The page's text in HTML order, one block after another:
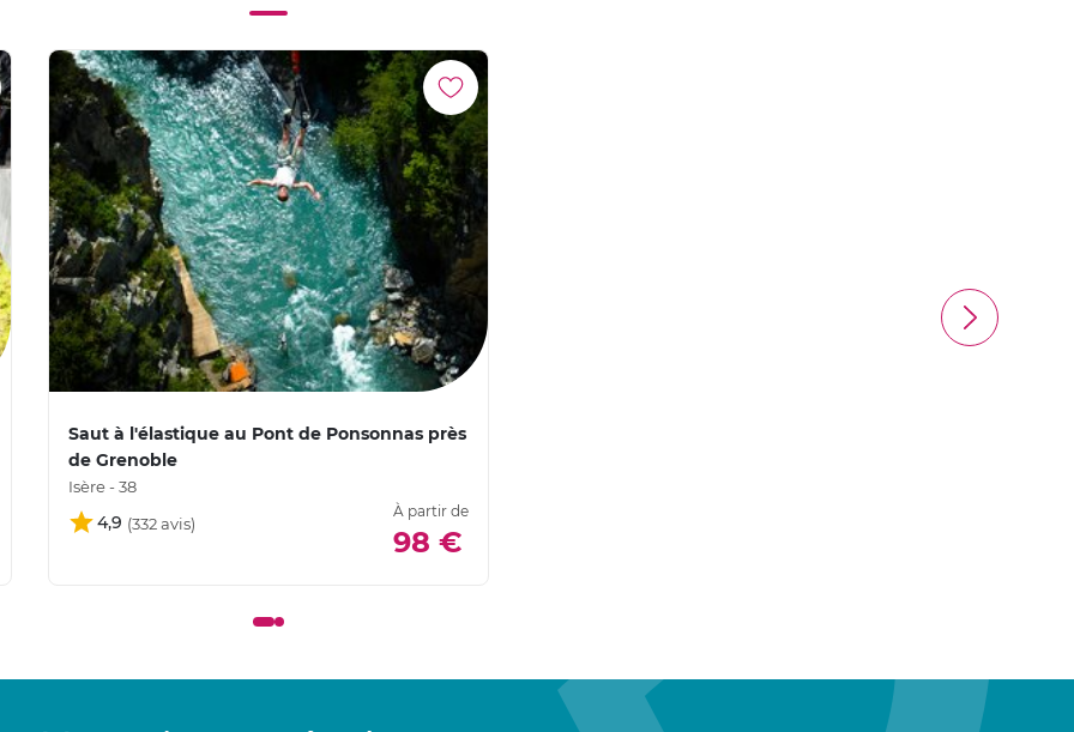
Saut à l'élastique au Pont de Ponsonnas près
de Grenoble
Isère - 38
4,9
À partir de
98 €